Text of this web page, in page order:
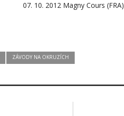
07. 10. 2012 Magny Cours (FRA)
ZÁVODY NA OKRUZÍCH